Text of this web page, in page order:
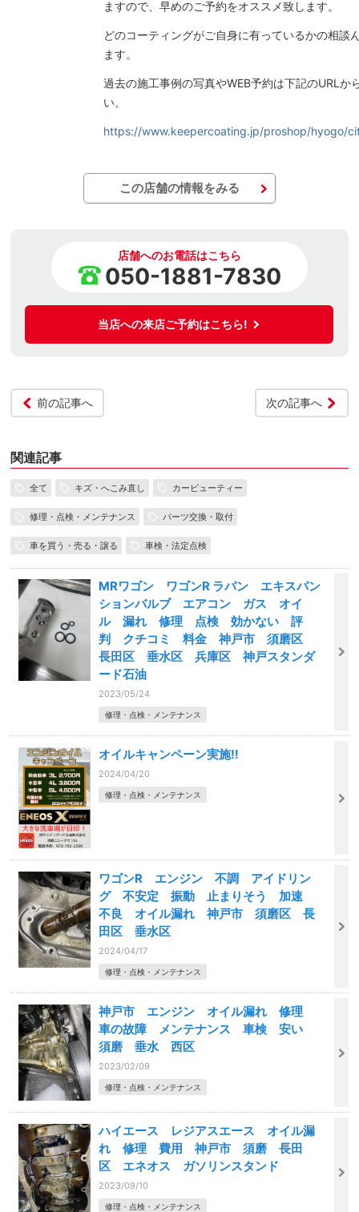
ますので、早めのご予約をオススメ致します。
どのコーティングがご自身に有っているかの相談
ます。
過去の施工事例の写真やWEB予約は下記のURLか
い。
https://www.keepercoating.jp/proshop/hyogo/
この店舗の情報をみる
店舗へのお電話はこちら
050-1881-7830
当店への来店ご予約はこちら!
前の記事へ 次の記事へ
関連記事
全て キズ・へこみ直し カービューティー
修理・点検・メンテナンス パーツ交換・取付
車を買う・売る・譲る 車検・法定点検
MRワゴン ワゴンR ラパン エキスパン
ションバルブ エアコン ガス オイ
ル 漏れ 修理 点検 効かない 評
判 クチコミ 料金 神戸市 須磨区
長田区 垂水区 兵庫区 神戸スタンダ
ード石油
2023/05/24
修理・点検・メンテナンス
オイルキャンペーン実施‼️
2024/04/20
修理・点検・メンテナンス
ワゴンR エンジン 不調 アイドリン
グ 不安定 振動 止まりそう 加速
不良 オイル漏れ 神戸市 須磨区 長
田区 垂水区
2024/04/17
修理・点検・メンテナンス
神戸市 エンジン オイル漏れ 修理
車の故障 メンテナンス 車検 安い
須磨 垂水 西区
2023/02/09
修理・点検・メンテナンス
ハイエース レジアスエース オイル漏
れ 修理 費用 神戸市 須磨 長田
区 エネオス ガソリンスタンド
2023/09/10
修理・点検・メンテナンス